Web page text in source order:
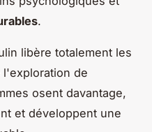
.
libère totalement les
l'exploration de
osent davantage,
et développent une